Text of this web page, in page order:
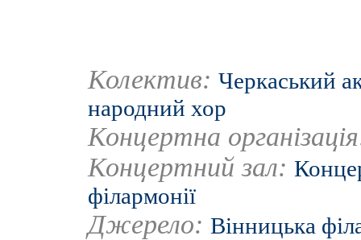
Колектив: Черкаський
народний хор
Концертна
Концертний зал:
філармонії
Джерело: Вінницька